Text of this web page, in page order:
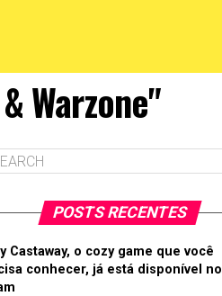
Warzone"
POSTS RECENTES
Castaway, o cozy game que você
conhecer, já está disponível no